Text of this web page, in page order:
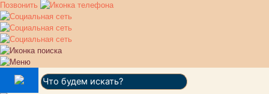
Позвонить
Поиск: